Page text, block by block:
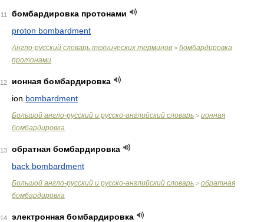
11
бомбардировка протонами
proton bombardment
Англо-русский словарь технических терминов > бомбардировка
протонами
12
ионная бомбардировка
ion bombardment
Большой англо-русский и русско-английский словарь > ионная
бомбардировка
13
обратная бомбардировка
back bombardment
Большой англо-русский и русско-английский словарь > обратная
бомбардировка
14
электронная бомбардировка